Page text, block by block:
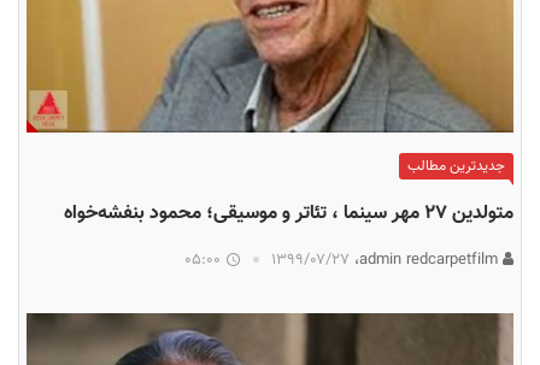
جدیدترین مطالب
متولدین ۲۷ مهر سینما ، تئاتر و موسیقی؛ محمود بنفشه‌خواه
۱۳۹۹/۰۷/۲۷ 05:00